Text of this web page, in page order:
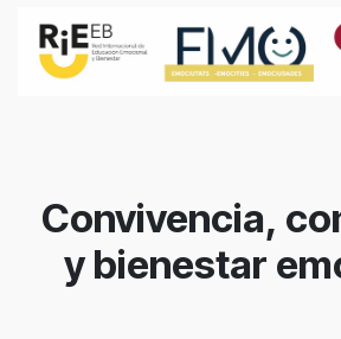
Convivencia,
y bienestar